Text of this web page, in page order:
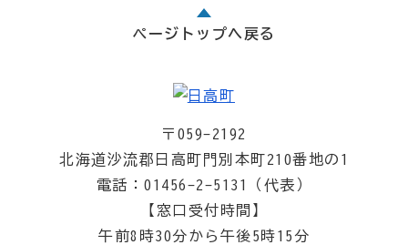
ページトップへ戻る
〒059-2192
北海道沙流郡日高町門別本町210番地の1
電話：01456-2-5131（代表）
【窓口受付時間】
午前8時30分から午後5時15分